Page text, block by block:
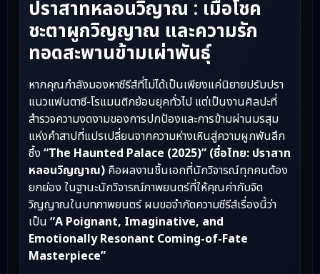
ปราสาทหลอนวิญาณ : เมื่อโชค
ชะตาผูกวิญญาณ และความรัก
ทอดสะพานข้ามเผ่าพันธุ์
หากคุณกำลังมองหาซีรีส์ที่ไม่ได้เป็นเพียงแค่นิยายปรัมปรา
แนวแฟนตาซี-โรแมนติกย้อนยุคทั่วไป แต่เป็นงานศิลปะที่
สำรวจความงดงามของการปกป้องและการข้ามผ่านมรสุม
แห่งคำสาปที่แปรเปลี่ยนจากความห่างเหินสู่ความผูกพันลึก
ซึ้ง “The Haunted Palace (2025)” (ชื่อไทย: ปราสาท
หลอนวิญญาณ) คือผลงานชิ้นเอกที่นักวิจารณ์ทุกคนต้อง
ยกย่อง ในฐานะนักวิจารณ์ภาพยนตร์ที่ให้คุณค่ากับจิต
วิญญาณในบทภาพยนตร์ ผมขอจำกัดความซีรีส์เรื่องนี้ว่า
เป็น “A Poignant, Imaginative, and
Emotionally Resonant Coming-of-Fate
Masterpiece”